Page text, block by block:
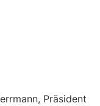
Präsident